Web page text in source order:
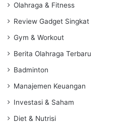
Olahraga & Fitness
Review Gadget Singkat
Gym & Workout
Berita Olahraga Terbaru
Badminton
Manajemen Keuangan
Investasi & Saham
Diet & Nutrisi